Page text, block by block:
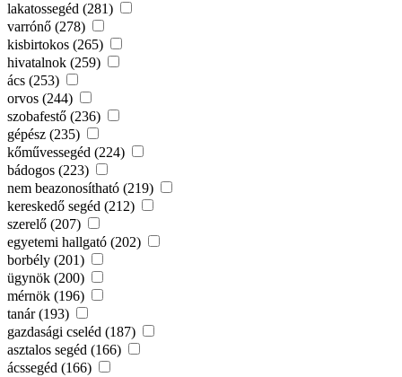
lakatossegéd (281)
varrónő (278)
kisbirtokos (265)
hivatalnok (259)
ács (253)
orvos (244)
szobafestő (236)
gépész (235)
kőművessegéd (224)
bádogos (223)
nem beazonosítható (219)
kereskedő segéd (212)
szerelő (207)
egyetemi hallgató (202)
borbély (201)
ügynök (200)
mérnök (196)
tanár (193)
gazdasági cseléd (187)
asztalos segéd (166)
ácssegéd (166)